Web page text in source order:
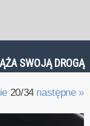
SWOJĄ DROGĄ
20/34 następne »